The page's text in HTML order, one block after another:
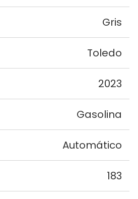
Gris
Toledo
2023
Gasolina
Automático
183